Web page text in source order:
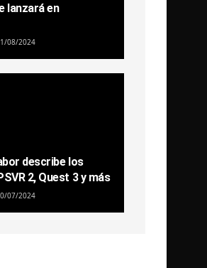
lanzará en
08/2024
describe los
2, Quest 3 y más
07/2024